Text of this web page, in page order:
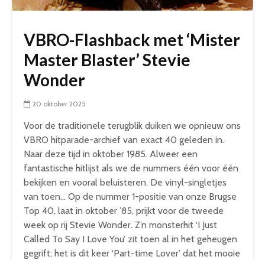
VBRO-Flashback met ‘Mister
Master Blaster’ Stevie
Wonder
20 oktober 2025
Voor de traditionele terugblik duiken we opnieuw ons
VBRO hitparade-archief van exact 40 geleden in.
Naar deze tijd in oktober 1985. Alweer een
fantastische hitlijst als we de nummers één voor één
bekijken en vooral beluisteren. De vinyl-singletjes
van toen… Op de nummer 1-positie van onze Brugse
Top 40, laat in oktober ’85, prijkt voor de tweede
week op rij Stevie Wonder. Z’n monsterhit ‘I Just
Called To Say I Love You’ zit toen al in het geheugen
gegrift; het is dit keer ‘Part-time Lover’ dat het mooie